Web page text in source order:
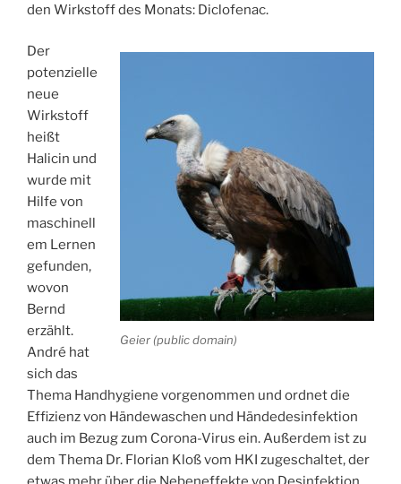
den Wirkstoff des Monats: Diclofenac.
Geier (public domain)
Der
potenzielle
neue
Wirkstoff
heißt
Halicin und
wurde mit
Hilfe von
maschinell
em Lernen
gefunden,
wovon
Bernd
erzählt.
André hat
sich das
Thema Handhygiene vorgenommen und ordnet die
Effizienz von Händewaschen und Händedesinfektion
auch im Bezug zum Corona-Virus ein. Außerdem ist zu
dem Thema Dr. Florian Kloß vom HKI zugeschaltet, der